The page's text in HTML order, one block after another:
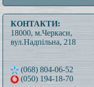
КОНТАКТИ:
18000, м.Черкаси,
вул.Надпільна, 218
(068) 804-06-52
(050) 194-18-70